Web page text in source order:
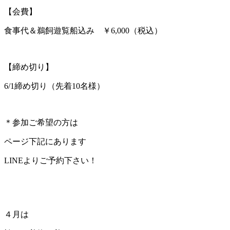
【会費】
食事代＆鵜飼遊覧船込み ￥6,000（税込）
【締め切り】
6/1締め切り（先着10名様）
＊参加ご希望の方は
ページ下記にあります
LINEよりご予約下さい！
４月は